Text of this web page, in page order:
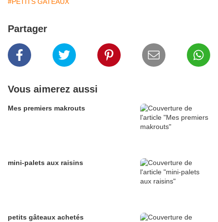
Partager
Vous aimerez aussi
Mes premiers makrouts
mini-palets aux raisins
petits gâteaux achetés